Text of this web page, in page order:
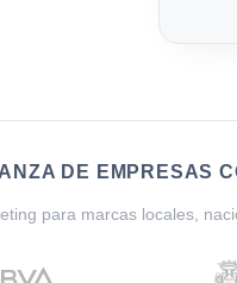
DE EMPRESAS
para marcas locales,